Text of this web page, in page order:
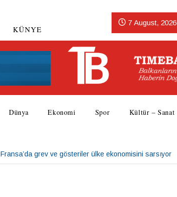
KÜNYE
7 August, 2026
Dünya Ekonomi Spor Kültür – Sanat
Fransa’da grev ve gösteriler ülke ekonomisini sarsıyor